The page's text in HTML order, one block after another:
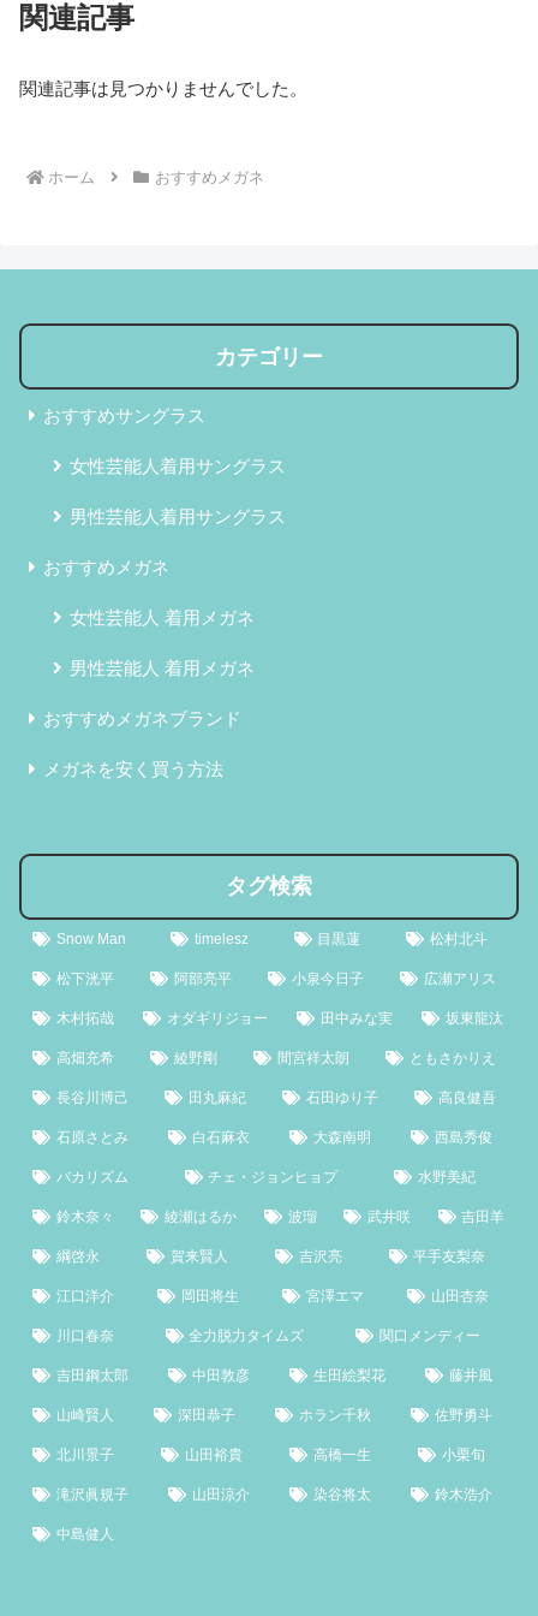
関連記事
関連記事は見つかりませんでした。
ホーム おすすめメガネ
カテゴリー
おすすめサングラス
女性芸能人着用サングラス
男性芸能人着用サングラス
おすすめメガネ
女性芸能人 着用メガネ
男性芸能人 着用メガネ
おすすめメガネブランド
メガネを安く買う方法
タグ検索
Snow Man timelesz 目黒蓮 松村北斗
松下洸平 阿部亮平 小泉今日子 広瀬アリス
木村拓哉 オダギリジョー 田中みな実 坂東龍汰
高畑充希 綾野剛 間宮祥太朗 ともさかりえ
長谷川博己 田丸麻紀 石田ゆり子 高良健吾
石原さとみ 白石麻衣 大森南明 西島秀俊
バカリズム チェ・ジョンヒョプ 水野美紀
鈴木奈々 綾瀬はるか 波瑠 武井咲 吉田羊
綱啓永 賀来賢人 吉沢亮 平手友梨奈
江口洋介 岡田将生 宮澤エマ 山田杏奈
川口春奈 全力脱力タイムズ 関口メンディー
吉田鋼太郎 中田敦彦 生田絵梨花 藤井風
山崎賢人 深田恭子 ホラン千秋 佐野勇斗
北川景子 山田裕貴 高橋一生 小栗旬
滝沢眞規子 山田涼介 染谷将太 鈴木浩介
中島健人